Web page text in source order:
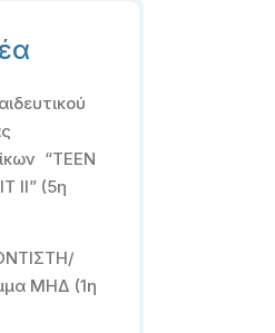
“TEEN
II” (5η
ΜΗΔ (1η